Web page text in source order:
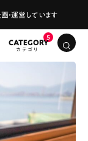
・運営しています
CATEGORY